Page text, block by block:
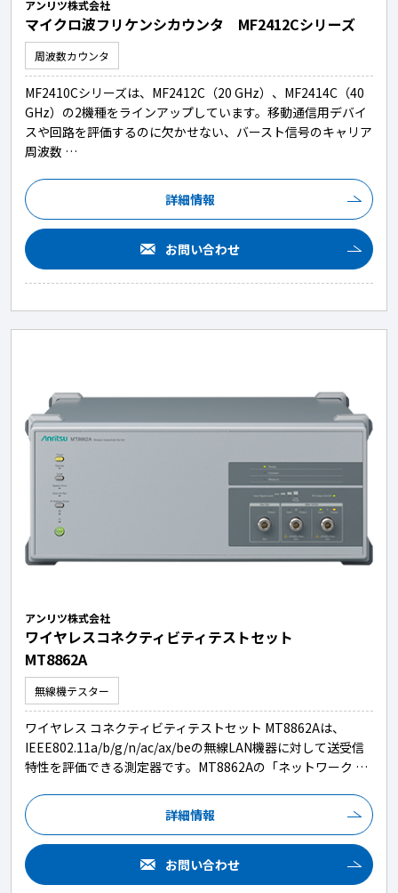
アンリツ株式会社
マイクロ波フリケンシカウンタ MF2412Cシリーズ
周波数カウンタ
MF2410Cシリーズは、MF2412C（20 GHz）、MF2414C（40
GHz）の2機種をラインアップしています。移動通信用デバイ
スや回路を評価するのに欠かせない、バースト信号のキャリア
周波数 …
詳細情報
お問い合わせ
アンリツ株式会社
ワイヤレスコネクティビティテストセット
MT8862A
無線機テスター
ワイヤレス コネクティビティテストセット MT8862Aは、
IEEE802.11a/b/g/n/ac/ax/beの無線LAN機器に対して送受信
特性を評価できる測定器です。MT8862Aの「ネットワーク …
詳細情報
お問い合わせ